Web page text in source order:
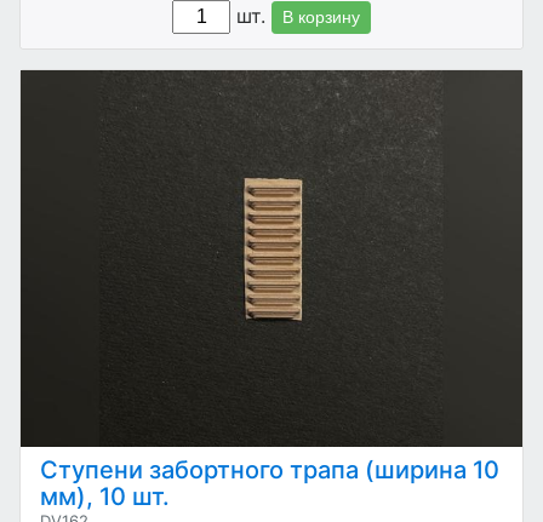
шт.
В корзину
Ступени забортного трапа (ширина 10
мм), 10 шт.